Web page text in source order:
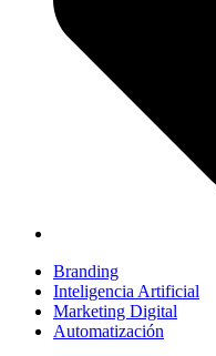
Branding
Inteligencia Artificial
Marketing Digital
Automatización